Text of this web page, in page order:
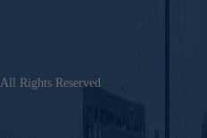
All Rights Reserved